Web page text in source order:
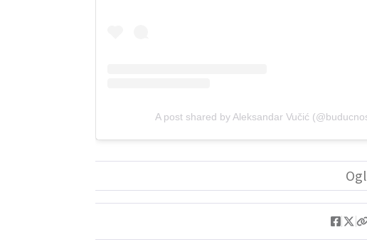
A post shared by Aleksandar Vučić